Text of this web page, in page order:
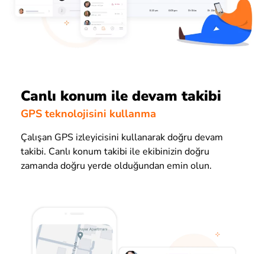
Canlı konum ile devam takibi
GPS teknolojisini kullanma
Çalışan GPS izleyicisini kullanarak doğru devam
takibi. Canlı konum takibi ile ekibinizin doğru
zamanda doğru yerde olduğundan emin olun.